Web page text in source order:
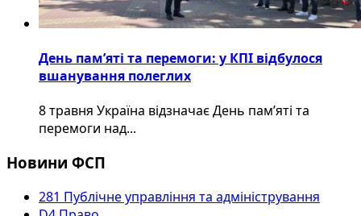
День пам’яті та перемоги: у КПІ відбулося
вшанування полеглих
8 травня Україна відзначає День пам’яті та
перемоги над...
Новини ФСП
281 Публічне управління та адміністрування